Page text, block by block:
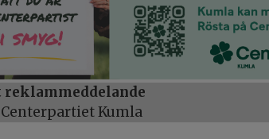
Kumla